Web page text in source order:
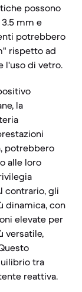
possono
mm e
potrebbero
rispetto ad
l'uso di vetro.
la
potrebbero
alle loro
contrario, gli
dinamica, con
elevate per
versatile,
tra
reattiva.